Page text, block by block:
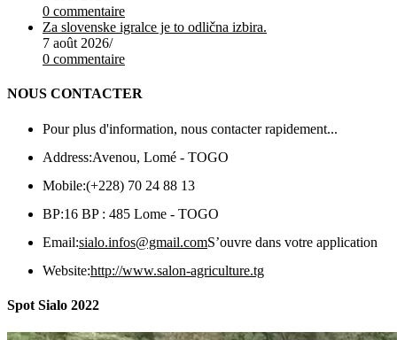
0 commentaire
Za slovenske igralce je to odlična izbira.
7 août 2026/
0 commentaire
NOUS CONTACTER
Pour plus d'information, nous contacter rapidement...
Address:Avenou, Lomé - TOGO
Mobile:(+228) 70 24 88 13
BP:16 BP : 485 Lome - TOGO
Email:sialo.infos@gmail.comS’ouvre dans votre application
Website:http://www.salon-agriculture.tg
Spot Sialo 2022